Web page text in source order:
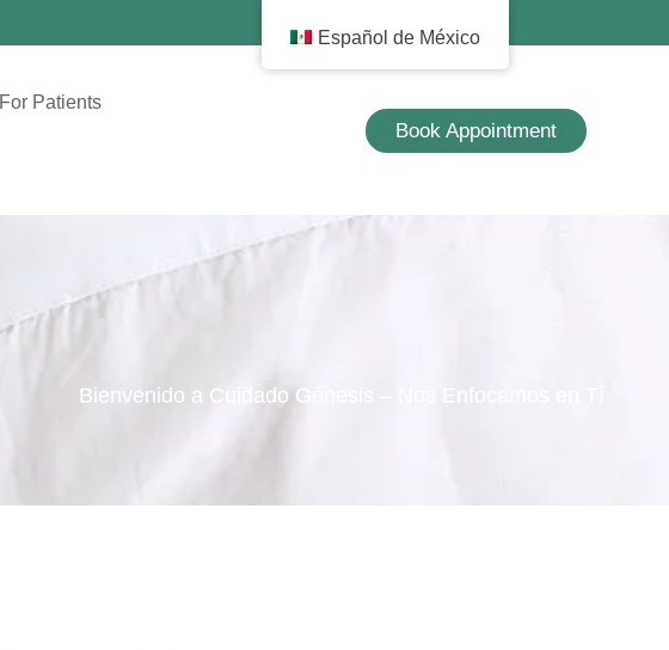
For Patients
Book Appointment
Bienvenido a Cuidado Génesis – Nos Enfocamos en Tí
Español de México